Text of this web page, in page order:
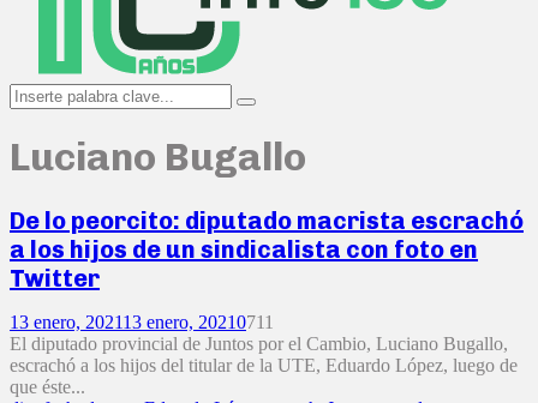
Search
for:
Search
Luciano Bugallo
De lo peorcito: diputado macrista escrachó
a los hijos de un sindicalista con foto en
Twitter
13 enero, 202113 enero, 20210711
El diputado provincial de Juntos por el Cambio, Luciano Bugallo,
escrachó a los hijos del titular de la UTE, Eduardo López, luego de
que éste...